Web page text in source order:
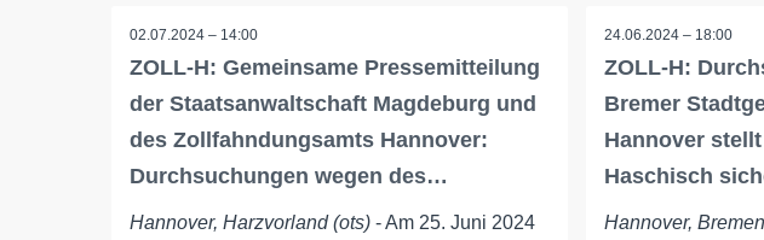
02.07.2024 – 14:00
ZOLL-H: Gemeinsame Pressemitteilung
der Staatsanwaltschaft Magdeburg und
des Zollfahndungsamts Hannover:
Durchsuchungen wegen des…
Hannover, Harzvorland (ots) - Am 25. Juni 2024
24.06.2024 – 18:00
ZOLL-H:
Bremer
Hannover
Haschisch
Hannover,